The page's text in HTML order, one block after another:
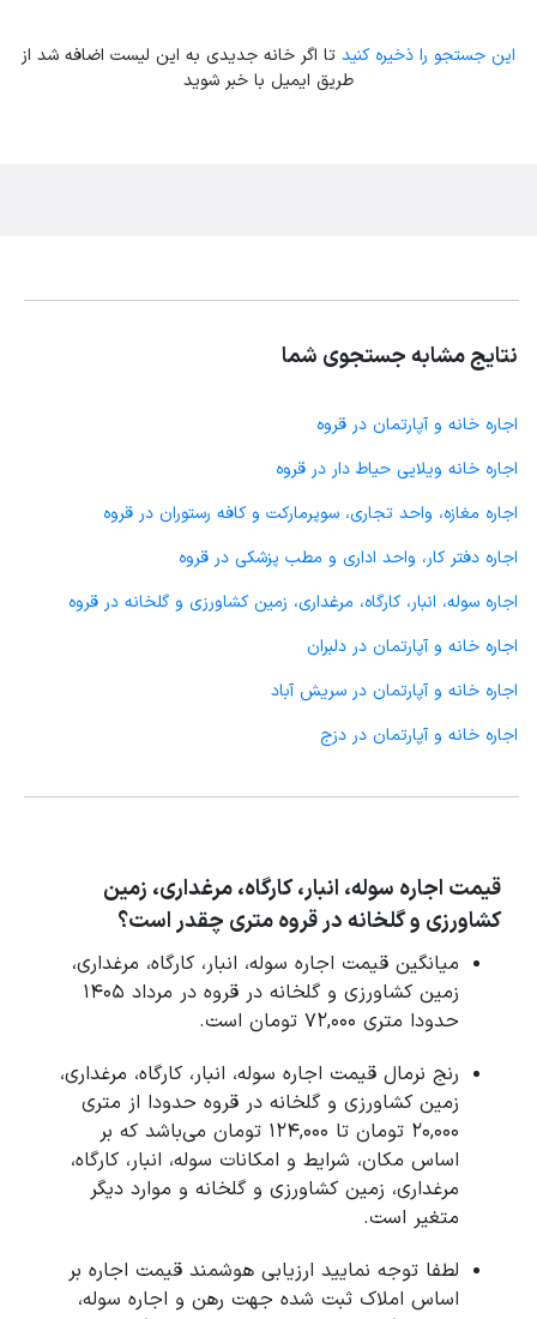
این جستجو را ذخیره کنید تا اگر خانه جدیدی به این لیست اضافه شد از
طریق ایمیل با خبر شوید
نتایج مشابه جستجوی شما
اجاره خانه و آپارتمان در قروه
اجاره خانه ویلایی حیاط دار در قروه
اجاره مغازه، واحد تجاری، سوپرمارکت و کافه رستوران در قروه
اجاره دفتر کار، واحد اداری و مطب پزشکی در قروه
اجاره سوله، انبار، کارگاه، مرغداری، زمین کشاورزی و گلخانه در قروه
اجاره خانه و آپارتمان در دلبران
اجاره خانه و آپارتمان در سریش آباد
اجاره خانه و آپارتمان در دزج
قیمت اجاره سوله، انبار، کارگاه، مرغداری، زمین
کشاورزی و گلخانه در قروه متری چقدر است؟
میانگین قیمت اجاره سوله، انبار، کارگاه، مرغداری،
زمین کشاورزی و گلخانه در قروه در مرداد 1405
حدودا متری 72,000 تومان است.
رنج نرمال قیمت اجاره سوله، انبار، کارگاه، مرغداری،
زمین کشاورزی و گلخانه در قروه حدودا از متری
20,000 تومان تا 124,000 تومان می‌باشد که بر
اساس مکان، شرایط و امکانات سوله، انبار، کارگاه،
مرغداری، زمین کشاورزی و گلخانه و موارد دیگر
متغیر است.
لطفا توجه نمایید ارزیابی هوشمند قیمت اجاره بر
اساس املاک ثبت شده جهت رهن و اجاره سوله،